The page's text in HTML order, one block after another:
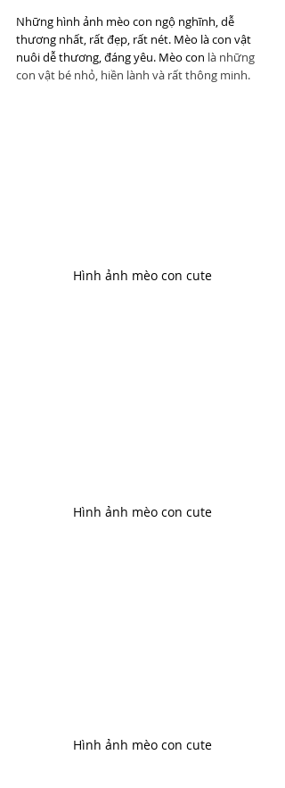
Những hình ảnh mèo con ngộ nghĩnh, dễ
thương nhất, rất đẹp, rất nét. Mèo là con vật
nuôi dễ thương, đáng yêu. Mèo con là những
con vật bé nhỏ, hiền lành và rất thông minh.
Hình ảnh mèo con cute
Hình ảnh mèo con cute
Hình ảnh mèo con cute